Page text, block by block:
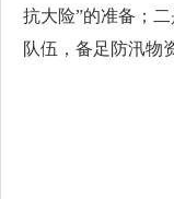
抗大险”的准备；
队伍，备足防汛物